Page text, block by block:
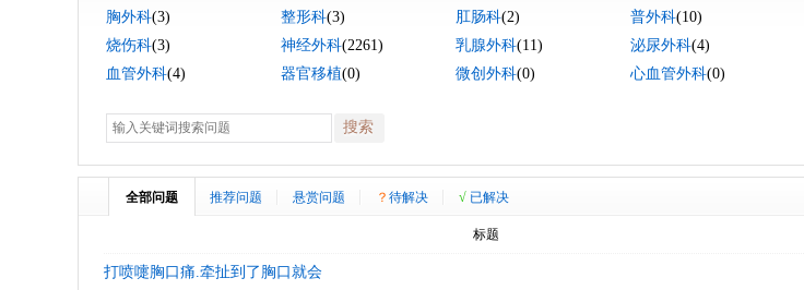
胸外科(3) 整形科(3) 肛肠科(2) 普外科(10)
烧伤科(3) 神经外科(2261) 乳腺外科(11) 泌尿外科(4)
血管外科(4) 器官移植(0) 微创外科(0) 心血管外科(0)
搜索
全部问题 推荐问题 悬赏问题 ？ 待解决 √ 已解决
标题
打喷嚏胸口痛.牵扯到了胸口就会